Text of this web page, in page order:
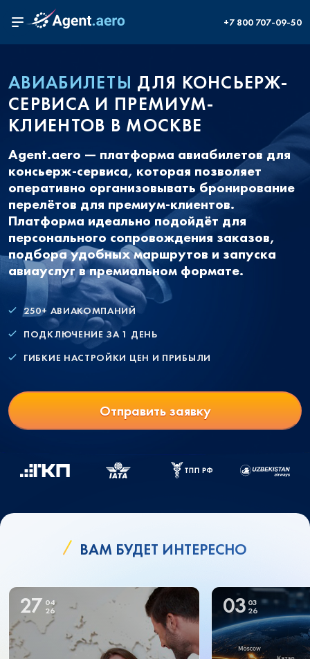
+7 800 707-09-50
АВИАБИЛЕТЫ ДЛЯ КОНСЬЕРЖ-
СЕРВИСА И ПРЕМИУМ-
КЛИЕНТОВ В МОСКВЕ
Agent.aero — платформа авиабилетов для
консьерж-сервиса, которая позволяет
оперативно организовывать бронирование
перелётов для премиум-клиентов.
Платформа идеально подойдёт для
персонального сопровождения заказов,
подбора удобных маршрутов и запуска
авиауслуг в премиальном формате.
250+ АВИАКОМПАНИЙ
ПОДКЛЮЧЕНИЕ ЗА 1 ДЕНЬ
ГИБКИЕ НАСТРОЙКИ ЦЕН И ПРИБЫЛИ
Отправить заявку
ВАМ БУДЕТ ИНТЕРЕСНО
27 04
26 03 03
26